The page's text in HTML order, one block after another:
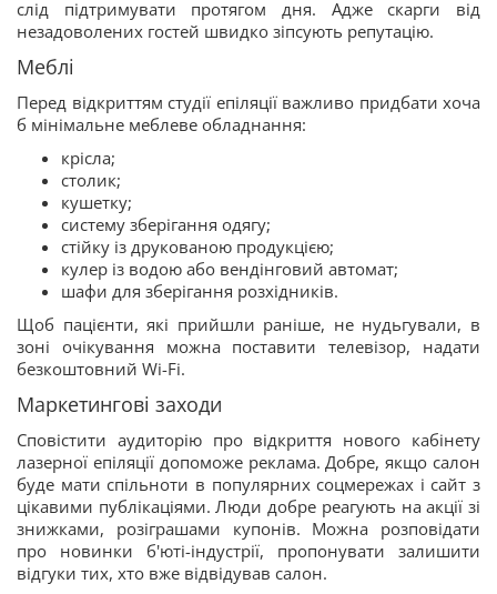
слід підтримувати протягом дня. Адже скарги від
незадоволених гостей швидко зіпсують репутацію.
Меблі
Перед відкриттям студії епіляції важливо придбати хоча
б мінімальне меблеве обладнання:
крісла;
столик;
кушетку;
систему зберігання одягу;
стійку із друкованою продукцією;
кулер із водою або вендінговий автомат;
шафи для зберігання розхідників.
Щоб пацієнти, які прийшли раніше, не нудьгували, в
зоні очікування можна поставити телевізор, надати
безкоштовний Wi-Fi.
Маркетингові заходи
Сповістити аудиторію про відкриття нового кабінету
лазерної епіляції допоможе реклама. Добре, якщо салон
буде мати спільноти в популярних соцмережах і сайт з
цікавими публікаціями. Люди добре реагують на акції зі
знижками, розіграшами купонів. Можна розповідати
про новинки б'юті-індустрії, пропонувати залишити
відгуки тих, хто вже відвідував салон.